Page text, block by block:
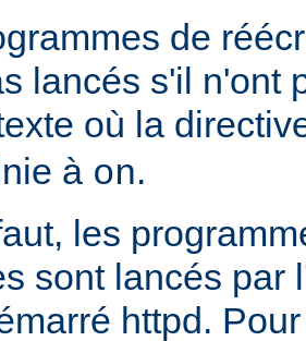
de
lancés s'il n'ont
où la
à on.
les
sont lancés par
httpd.